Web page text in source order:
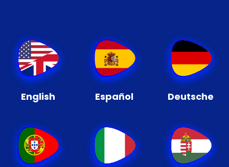
English Español Deutsche